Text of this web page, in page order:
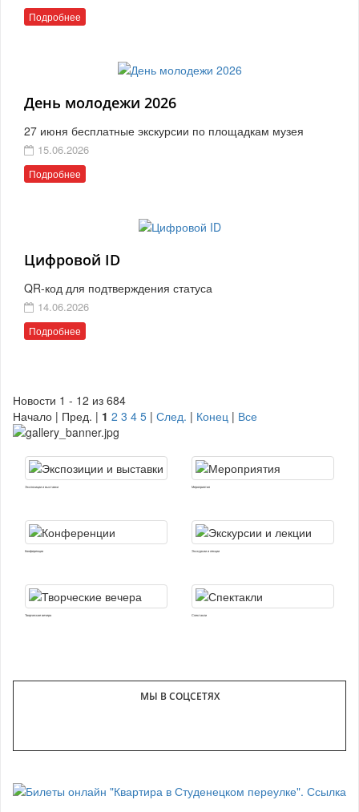
Подробнее
День молодежи 2026
27 июня бесплатные экскурсии по площадкам музея
15.06.2026
Подробнее
Цифровой ID
QR-код для подтверждения статуса
14.06.2026
Подробнее
Новости 1 - 12 из 684
Начало | Пред. | 1 2 3 4 5 | След. | Конец | Все
Экспозиции и выставки Мероприятия
Конференции Экскурсии и лекции
Творческие вечера Спектакли
МЫ В СОЦСЕТЯХ